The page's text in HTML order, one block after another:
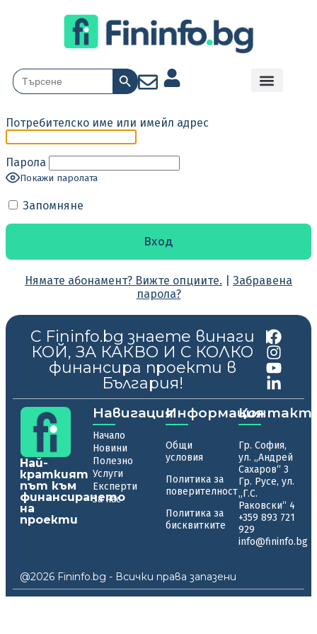
Search
for:
Search Button
Потребителско име или имейл адрес
Парола
Покажи паролата
Запомняне
Нямате абонамент? Вижте опциите.
Забравена
парола?
С Fininfo.bg знаете винаги
КОЙ, ЗА КАКВО И С КОЛКО
финансира проекти в
България!
|
Най-
краткият
път към
финансирането
на
проекти
Навигация
Начало
Новини
Полезно
Услуги
Експерти
За нас
Информация
Общи
условия
Политика за
поверителност
Политика за
бисквитките
Гр. София,
ул. „Андрей
Сахаров“ 3
Гр. Русе, ул.
„Г.С.
Раковски“ 4
+359 893 721
929
info@fininfo.bg
@2026 Fininfo.bg - Всички права запазени